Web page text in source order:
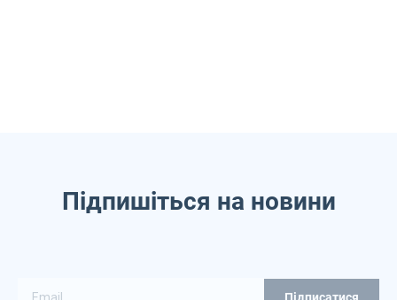
Підпишіться на новини